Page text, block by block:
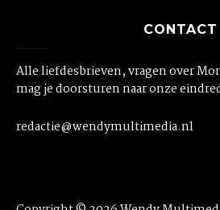
CONTACT
Alle liefdesbrieven, vragen over
mag je doorsturen naar onze
redactie@wendymultimedia.nl